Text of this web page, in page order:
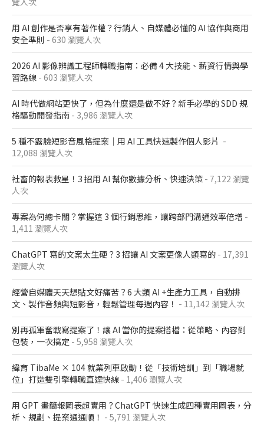
用 AI 創作是否享有著作權？行銷人、自媒體必懂的 AI 協作與商用
安全準則 - 630 瀏覽人次
2026 AI 影像辨識工程師轉職指南：必備 4 大技能、薪資行情與學
習路線 - 603 瀏覽人次
AI 時代做網站更快了，但為什麼還是做不好？新手必學的 SDD 規
格驅動開發指南 - 3,986 瀏覽人次
5 種不露臉短影音風格提案｜用 AI 工具快速製作個人影片 -
12,088 瀏覽人次
社畜的報表救星！3 招用 AI 幫你數據分析、快速決策 - 7,122 瀏覽
人次
專案為何總卡關？掌握這 3 個行銷思維，讓跨部門溝通效率倍增 -
1,411 瀏覽人次
ChatGPT 寫的文案太生硬？3 招讓 AI 文案更像人類寫的 - 17,391
瀏覽人次
經營自媒體天天想貼文好痛苦？6 大類 AI +生產力工具，自動排
文、製作音頻與短影音，輕鬆管理每週內容！ - 11,142 瀏覽人次
別再孤軍奮戰寫提案了！讓 AI 當你的提案搭檔：從策略、內容到
包裝，一次搞定 - 5,958 瀏覽人次
緯育 TibaMe × 104 就業列車啟動！從「技術培訓」到「職場就
位」打造雙引擎轉職直達快線 - 1,406 瀏覽人次
用 GPT 畫簡報圖表超實用？ChatGPT 快速生成四種實用圖表，分
析、規劃、提案通通順！ - 5,791 瀏覽人次